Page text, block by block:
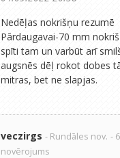
Nedēļas nokrišņu rezumē
Pārdaugavai-70 mm
spīti tam un varbūt arī
augsnēs dēļ rokot dobes
mitras, bet ne slapjas.
veczirgs - Rundāles nov. -
novērojums